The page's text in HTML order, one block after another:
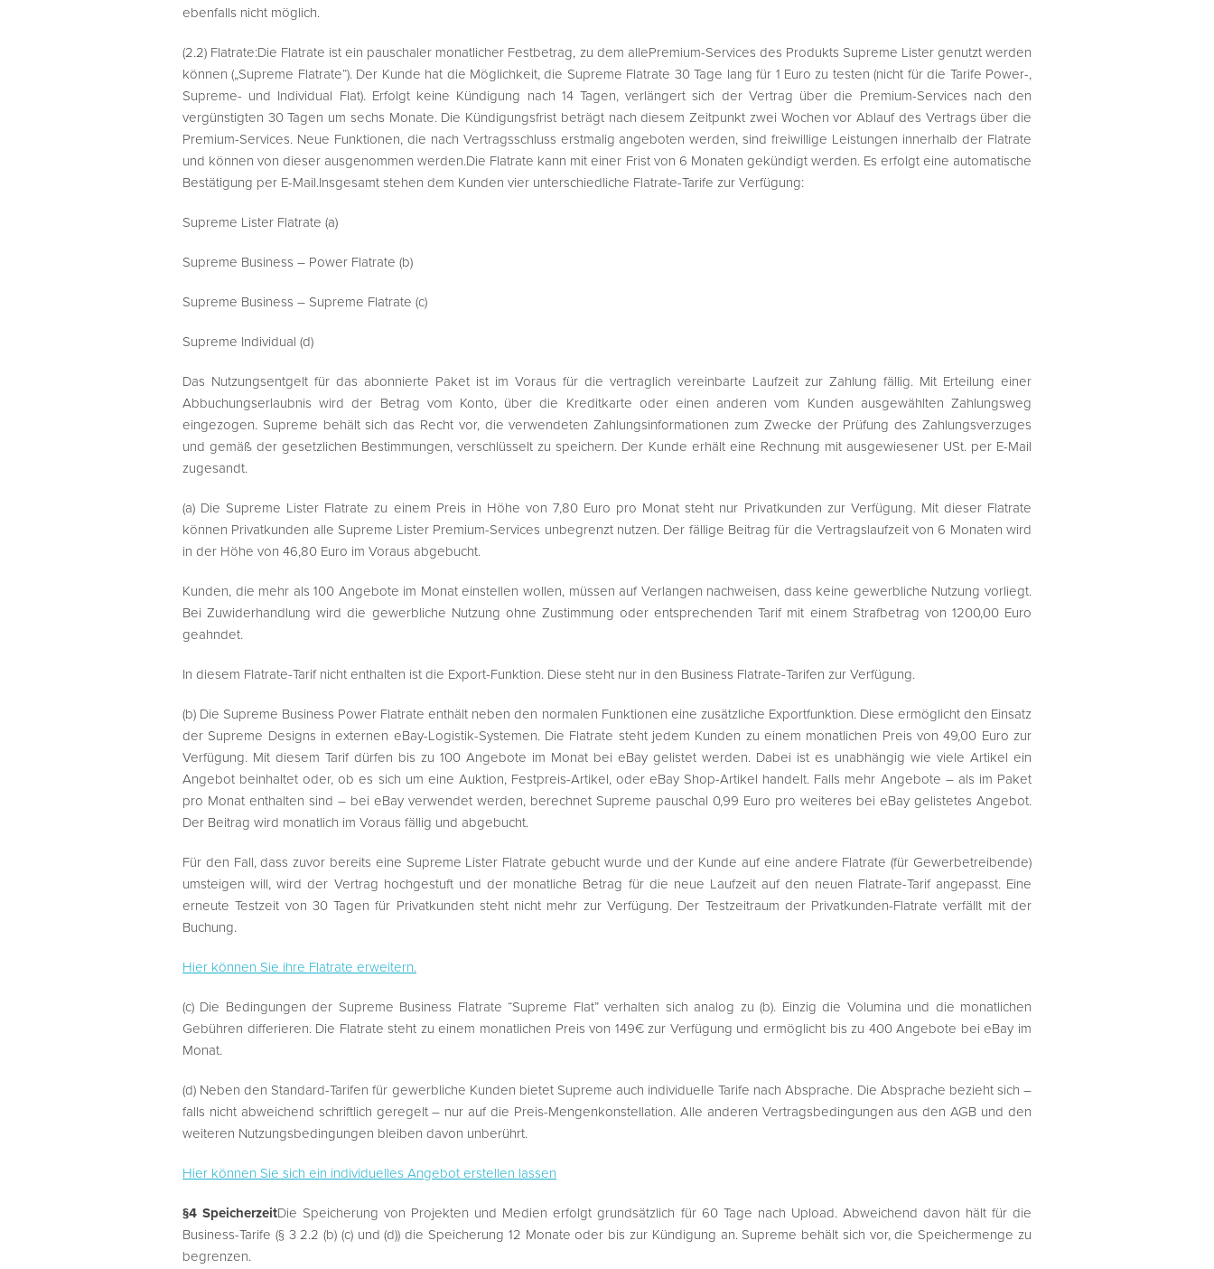
ebenfalls nicht möglich.
(2.2) Flatrate:Die Flatrate ist ein pauschaler monatlicher Festbetrag, zu dem allePremium-Services des Produkts Supreme Lister genutzt werden
können („Supreme Flatrate“). Der Kunde hat die Möglichkeit, die Supreme Flatrate 30 Tage lang für 1 Euro zu testen (nicht für die Tarife Power-,
Supreme- und Individual Flat). Erfolgt keine Kündigung nach 14 Tagen, verlängert sich der Vertrag über die Premium-Services nach den
vergünstigten 30 Tagen um sechs Monate. Die Kündigungsfrist beträgt nach diesem Zeitpunkt zwei Wochen vor Ablauf des Vertrags über die
Premium-Services. Neue Funktionen, die nach Vertragsschluss erstmalig angeboten werden, sind freiwillige Leistungen innerhalb der Flatrate
und können von dieser ausgenommen werden.Die Flatrate kann mit einer Frist von 6 Monaten gekündigt werden. Es erfolgt eine automatische
Bestätigung per E-Mail.Insgesamt stehen dem Kunden vier unterschiedliche Flatrate-Tarife zur Verfügung:
Supreme Lister Flatrate (a)
Supreme Business – Power Flatrate (b)
Supreme Business – Supreme Flatrate (c)
Supreme Individual (d)
Das Nutzungsentgelt für das abonnierte Paket ist im Voraus für die vertraglich vereinbarte Laufzeit zur Zahlung fällig. Mit Erteilung einer
Abbuchungserlaubnis wird der Betrag vom Konto, über die Kreditkarte oder einen anderen vom Kunden ausgewählten Zahlungsweg
eingezogen. Supreme behält sich das Recht vor, die verwendeten Zahlungsinformationen zum Zwecke der Prüfung des Zahlungsverzuges
und gemäß der gesetzlichen Bestimmungen, verschlüsselt zu speichern. Der Kunde erhält eine Rechnung mit ausgewiesener USt. per E-Mail
zugesandt.
(a) Die Supreme Lister Flatrate zu einem Preis in Höhe von 7,80 Euro pro Monat steht nur Privatkunden zur Verfügung. Mit dieser Flatrate
können Privatkunden alle Supreme Lister Premium-Services unbegrenzt nutzen. Der fällige Beitrag für die Vertragslaufzeit von 6 Monaten wird
in der Höhe von 46,80 Euro im Voraus abgebucht.
Kunden, die mehr als 100 Angebote im Monat einstellen wollen, müssen auf Verlangen nachweisen, dass keine gewerbliche Nutzung vorliegt.
Bei Zuwiderhandlung wird die gewerbliche Nutzung ohne Zustimmung oder entsprechenden Tarif mit einem Strafbetrag von 1200,00 Euro
geahndet.
In diesem Flatrate-Tarif nicht enthalten ist die Export-Funktion. Diese steht nur in den Business Flatrate-Tarifen zur Verfügung.
(b) Die Supreme Business Power Flatrate enthält neben den normalen Funktionen eine zusätzliche Exportfunktion. Diese ermöglicht den Einsatz
der Supreme Designs in externen eBay-Logistik-Systemen. Die Flatrate steht jedem Kunden zu einem monatlichen Preis von 49,00 Euro zur
Verfügung. Mit diesem Tarif dürfen bis zu 100 Angebote im Monat bei eBay gelistet werden. Dabei ist es unabhängig wie viele Artikel ein
Angebot beinhaltet oder, ob es sich um eine Auktion, Festpreis-Artikel, oder eBay Shop-Artikel handelt. Falls mehr Angebote – als im Paket
pro Monat enthalten sind – bei eBay verwendet werden, berechnet Supreme pauschal 0,99 Euro pro weiteres bei eBay gelistetes Angebot.
Der Beitrag wird monatlich im Voraus fällig und abgebucht.
Für den Fall, dass zuvor bereits eine Supreme Lister Flatrate gebucht wurde und der Kunde auf eine andere Flatrate (für Gewerbetreibende)
umsteigen will, wird der Vertrag hochgestuft und der monatliche Betrag für die neue Laufzeit auf den neuen Flatrate-Tarif angepasst. Eine
erneute Testzeit von 30 Tagen für Privatkunden steht nicht mehr zur Verfügung. Der Testzeitraum der Privatkunden-Flatrate verfällt mit der
Buchung.
Hier können Sie ihre Flatrate erweitern.
(c) Die Bedingungen der Supreme Business Flatrate “Supreme Flat” verhalten sich analog zu (b). Einzig die Volumina und die monatlichen
Gebühren differieren. Die Flatrate steht zu einem monatlichen Preis von 149€ zur Verfügung und ermöglicht bis zu 400 Angebote bei eBay im
Monat.
(d) Neben den Standard-Tarifen für gewerbliche Kunden bietet Supreme auch individuelle Tarife nach Absprache. Die Absprache bezieht sich –
falls nicht abweichend schriftlich geregelt – nur auf die Preis-Mengenkonstellation. Alle anderen Vertragsbedingungen aus den AGB und den
weiteren Nutzungsbedingungen bleiben davon unberührt.
Hier können Sie sich ein individuelles Angebot erstellen lassen
§4 SpeicherzeitDie Speicherung von Projekten und Medien erfolgt grundsätzlich für 60 Tage nach Upload. Abweichend davon hält für die
Business-Tarife (§ 3 2.2 (b) (c) und (d)) die Speicherung 12 Monate oder bis zur Kündigung an. Supreme behält sich vor, die Speichermenge zu
begrenzen.